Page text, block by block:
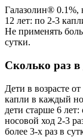
Галазолин® 0.1%,
12 лет: по 2-3
Не применять
сутки.
Сколько раз
Дети в возрасте
капли в каждый
дети старше 6
носовой ход 2-3
более 3-х раз в